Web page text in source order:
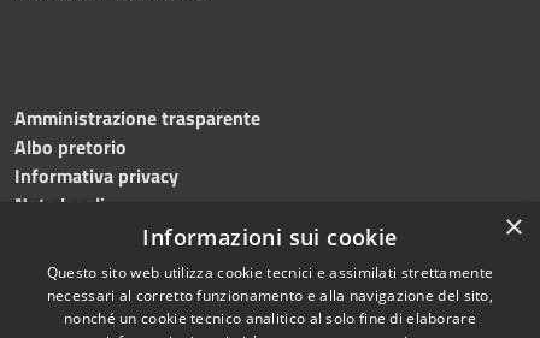
Amministrazione trasparente
Albo pretorio
Informativa privacy
Note legali
Dichiarazione di accessibilità
×
Informazioni sui cookie
Questo sito web utilizza cookie tecnici e assimilati strettamente
necessari al corretto funzionamento e alla navigazione del sito,
nonché un cookie tecnico analitico al solo fine di elaborare